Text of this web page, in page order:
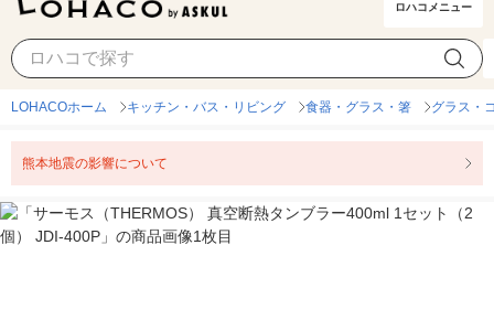
ロハコメニュー
LOHACOホーム キッチン・バス・リビング 食器・グラス・箸 グラス・
熊本地震の影響について